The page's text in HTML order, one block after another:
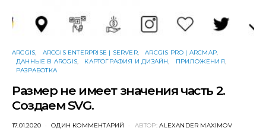
ARCGIS ARCGIS ENTERPRISE | SERVER
ARCGIS PRO | ARCMAP
ДАННЫЕ В ARCGIS
КАРТОГРАФИЯ И ДИЗАЙН
ПРИЛОЖЕНИЯ
РАЗРАБОТКА
Размер не имеет значения часть 2.
Создаем SVG.
POSTED
17.01.2020 ОДИН КОММЕНТАРИЙ АВТОР: ALEXANDER MAXIMOV